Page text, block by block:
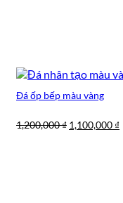
Đá ốp bếp màu vàng
1,200,000₫ Giá
1,100,000 ₫